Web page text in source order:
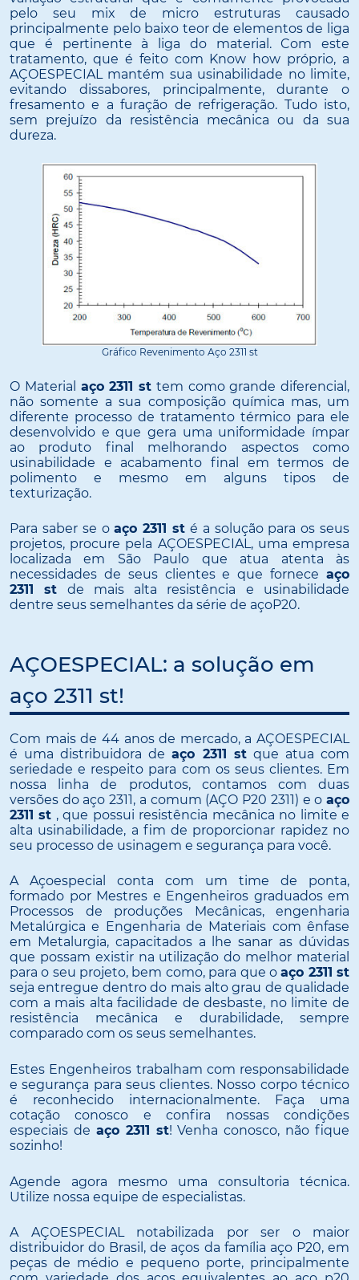
pelo seu mix de micro estruturas causado
principalmente pelo baixo teor de elementos de liga
que é pertinente à liga do material. Com este
tratamento, que é feito com Know how próprio, a
AÇOESPECIAL mantém sua usinabilidade no limite,
evitando dissabores, principalmente, durante o
fresamento e a furação de refrigeração. Tudo isto,
sem prejuízo da resistência mecânica ou da sua
dureza.
Gráfico Revenimento Aço 2311 st
O Material aço 2311 st tem como grande diferencial,
não somente a sua composição química mas, um
diferente processo de tratamento térmico para ele
desenvolvido e que gera uma uniformidade ímpar
ao produto final melhorando aspectos como
usinabilidade e acabamento final em termos de
polimento e mesmo em alguns tipos de
texturização.
Para saber se oaço 2311 st é a solução para os seus
projetos, procure pela AÇOESPECIAL, uma empresa
localizada em São Paulo que atua atenta às
necessidades de seus clientes e que fornece aço
2311 st de mais alta resistência e usinabilidade
dentre seus semelhantes da série de açoP20.
AÇOESPECIAL: a solução em
aço 2311 st!
Com mais de 44 anos de mercado, a AÇOESPECIAL
é uma distribuidora deaço 2311 stque atua com
seriedade e respeito para com os seus clientes. Em
nossa linha de produtos, contamos com duas
versões do aço 2311, a comum (AÇO P20 2311) e o aço
2311 st , que possui resistência mecânica no limite e
alta usinabilidade, a fim de proporcionar rapidez no
seu processo de usinagem e segurança para você.
A Açoespecial conta com um time de ponta,
formado por Mestres e Engenheiros graduados em
Processos de produções Mecânicas, engenharia
Metalúrgica e Engenharia de Materiais com ênfase
em Metalurgia, capacitados a lhe sanar as dúvidas
que possam existir na utilização do melhor material
para o seu projeto, bem como, para que oaço 2311 st
seja entregue dentro do mais alto grau de qualidade
com a mais alta facilidade de desbaste, no limite de
resistência mecânica e durabilidade, sempre
comparado com os seus semelhantes.
Estes Engenheiros trabalham com responsabilidade
e segurança para seus clientes. Nosso corpo técnico
é reconhecido internacionalmente. Faça uma
cotação conosco e confira nossas condições
especiais de aço 2311 st! Venha conosco, não fique
sozinho!
Agende agora mesmo uma consultoria técnica.
Utilize nossa equipe de especialistas.
A AÇOESPECIAL notabilizada por ser o maior
distribuidor do Brasil, de aços da família aço P20, em
peças de médio e pequeno porte, principalmente